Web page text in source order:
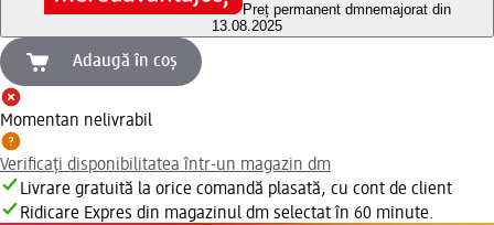
Preț permanent dmnemajorat din
13.08.2025
Adaugă în coș
Momentan nelivrabil
Verificați disponibilitatea într-un magazin dm
Livrare gratuită la orice comandă plasată, cu cont de client
Ridicare Expres din magazinul dm selectat în 60 minute.